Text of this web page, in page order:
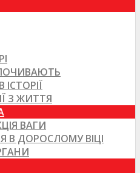
ІСТОРІЇ
З ЖИТТЯ
ВАГИ
В ДОРОСЛОМУ ВІЦІ